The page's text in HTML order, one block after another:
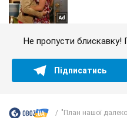
Не пропусти блискавку!
Підписатись
"План нашої